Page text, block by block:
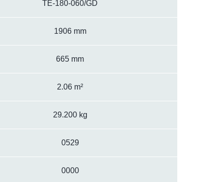
TE-180-060/GD
1906 mm
665 mm
2.06 m²
29.200 kg
0529
0000